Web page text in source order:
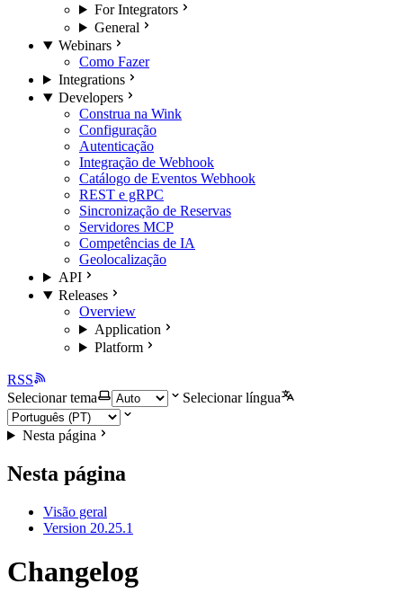
For Integrators
General
Webinars
Como Fazer
Integrations
Developers
Construa na Wink
Configuração
Autenticação
Integração de Webhook
Catálogo de Eventos Webhook
REST e gRPC
Sincronização de Reservas
Servidores MCP
Competências de IA
Geolocalização
API
Releases
Overview
Application
Platform
RSS
Selecionar tema
Selecionar língua
Nesta página
Nesta página
Visão geral
Version 20.25.1
Changelog